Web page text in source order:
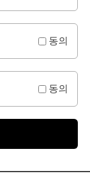
동의
동의